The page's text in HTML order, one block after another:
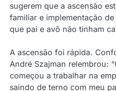
sugerem que a ascensão
familiar e implementação
que pai e avô não tinham
A ascensão foi rápida.
André Szajman relembrou:
começou a trabalhar na
saindo de terno com meu